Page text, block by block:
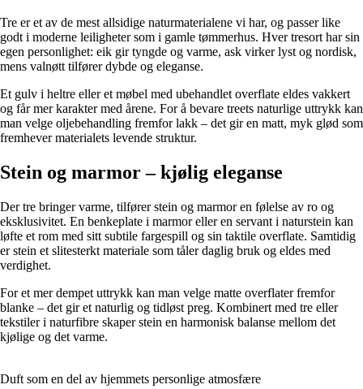
Tre er et av de mest allsidige naturmaterialene vi har, og passer like
godt i moderne leiligheter som i gamle tømmerhus. Hver tresort har sin
egen personlighet: eik gir tyngde og varme, ask virker lyst og nordisk,
mens valnøtt tilfører dybde og eleganse.
Et gulv i heltre eller et møbel med ubehandlet overflate eldes vakkert
og får mer karakter med årene. For å bevare treets naturlige uttrykk kan
man velge oljebehandling fremfor lakk – det gir en matt, myk glød som
fremhever materialets levende struktur.
Stein og marmor – kjølig eleganse
Der tre bringer varme, tilfører stein og marmor en følelse av ro og
eksklusivitet. En benkeplate i marmor eller en servant i naturstein kan
løfte et rom med sitt subtile fargespill og sin taktile overflate. Samtidig
er stein et slitesterkt materiale som tåler daglig bruk og eldes med
verdighet.
For et mer dempet uttrykk kan man velge matte overflater fremfor
blanke – det gir et naturlig og tidløst preg. Kombinert med tre eller
tekstiler i naturfibre skaper stein en harmonisk balanse mellom det
kjølige og det varme.
Duft som en del av hjemmets personlige atmosfære